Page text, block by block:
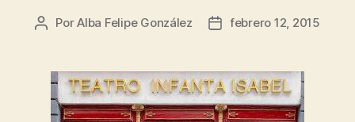
Autor
entrada
PorAlba Felipe González
Fecha
entrada
febrero 12, 2015